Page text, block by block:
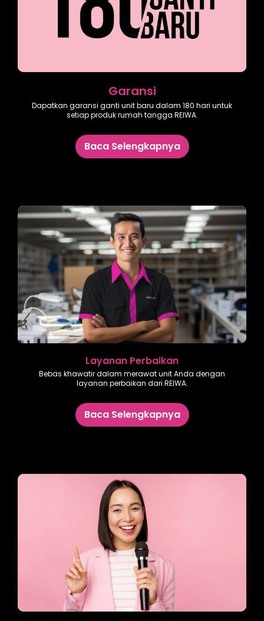
Garansi
Dapatkan garansi ganti unit baru dalam 180 hari untuk
setiap produk rumah tangga REIWA.
Baca Selengkapnya
Layanan Perbaikan
Bebas khawatir dalam merawat unit Anda dengan
layanan perbaikan dari REIWA.
Baca Selengkapnya